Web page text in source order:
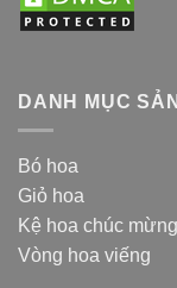
DANH MỤC
Bó hoa
Giỏ hoa
Kệ hoa chúc mừng
Vòng hoa viếng